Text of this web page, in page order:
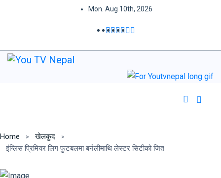
Mon. Aug 10th, 2026
Home
खेलकुद
इंग्लिस प्रिमियर लिग फुटबलमा बर्नलीमाथि लेस्टर सिटीको जित